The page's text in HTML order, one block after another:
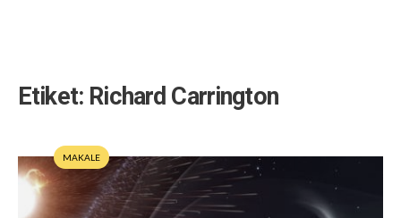
Etiket: Richard Carrington
MAKALE